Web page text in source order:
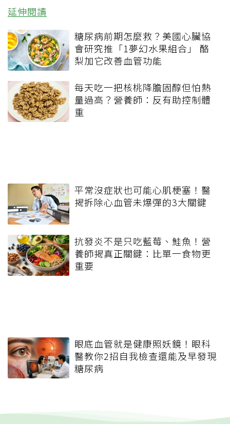
延伸閱讀
糖尿病前期怎麼救？美國心臟協
會研究推「1夢幻水果組合」 酪
梨加它改善血管功能
每天吃一把核桃降膽固醇但怕熱
量過高？營養師：反有助控制體
重
平常沒症狀也可能心肌梗塞！醫
揭拆除心血管未爆彈的3大關鍵
抗發炎不是只吃藍莓、鮭魚！營
養師揭真正關鍵：比單一食物更
重要
眼底血管就是健康照妖鏡！眼科
醫教你2招自我檢查還能及早發現
糖尿病